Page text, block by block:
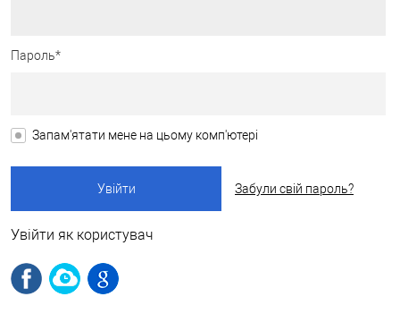
Пароль*
Запам'ятати мене на цьому комп'ютері
Забули свій пароль?
Увійти як користувач